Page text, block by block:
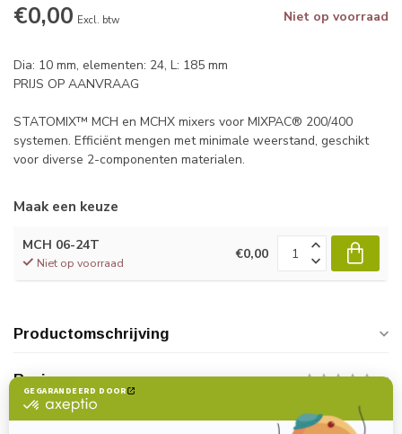
€0,00 Excl. btw Niet op voorraad
Dia: 10 mm, elementen: 24, L: 185 mm
PRIJS OP AANVRAAG
STATOMIX™ MCH en MCHX mixers voor MIXPAC® 200/400
systemen. Efficiënt mengen met minimale weerstand, geschikt
voor diverse 2-componenten materialen.
Maak een keuze
MCH 06-24T
Niet op voorraad
€0,00
Productomschrijving
Reviews